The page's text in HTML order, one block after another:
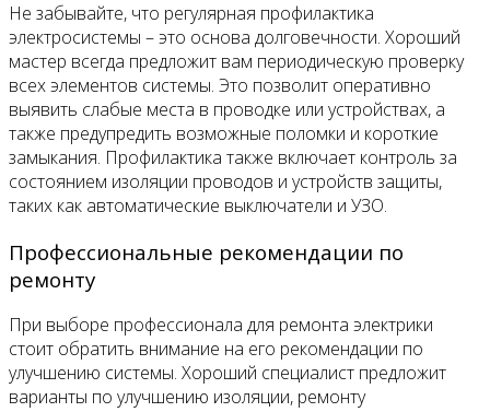
Не забывайте, что регулярная профилактика
электросистемы – это основа долговечности. Хороший
мастер всегда предложит вам периодическую проверку
всех элементов системы. Это позволит оперативно
выявить слабые места в проводке или устройствах, а
также предупредить возможные поломки и короткие
замыкания. Профилактика также включает контроль за
состоянием изоляции проводов и устройств защиты,
таких как автоматические выключатели и УЗО.
Профессиональные рекомендации по
ремонту
При выборе профессионала для ремонта электрики
стоит обратить внимание на его рекомендации по
улучшению системы. Хороший специалист предложит
варианты по улучшению изоляции, ремонту